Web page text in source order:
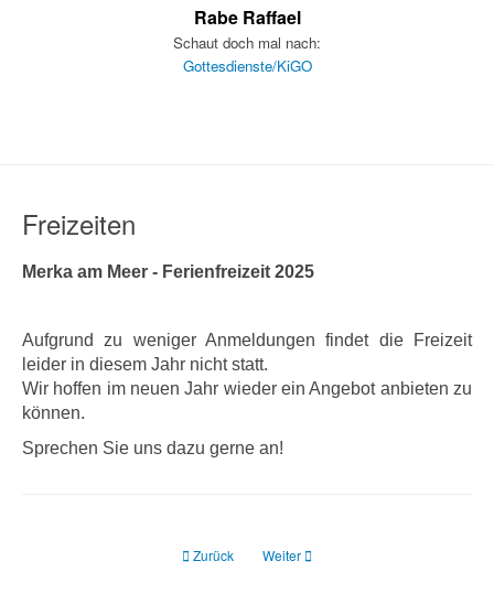
Rabe Raffael
Schaut doch mal nach:
Gottesdienste/KiGO
Freizeiten
Merka am Meer - Ferienfreizeit 2025
Aufgrund zu weniger Anmeldungen findet die Freizeit
leider in diesem Jahr nicht statt.
Wir hoffen im neuen Jahr wieder ein Angebot anbieten zu
können.
Sprechen Sie uns dazu gerne an!
Previous article: Projekte
Zurück Next article: kirchlicher Unterricht
Weiter